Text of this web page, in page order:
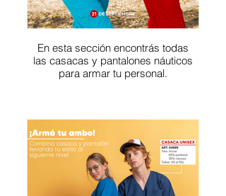
En esta sección encontrás todas
las casacas y pantalones náuticos
para armar tu personal.